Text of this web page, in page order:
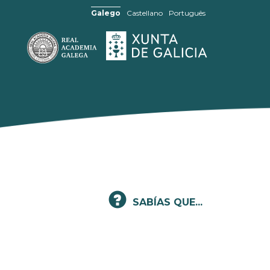
Galego Castellano Português
SABÍAS QUE...